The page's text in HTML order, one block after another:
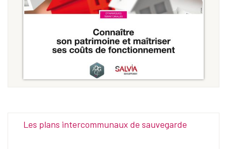
Les plans intercommunaux de sauvegarde